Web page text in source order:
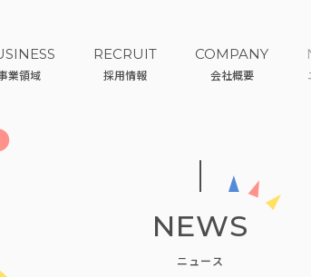
業領域
RECRUIT
採用情報
COMPANY
会社概要
NEWS
ニュース